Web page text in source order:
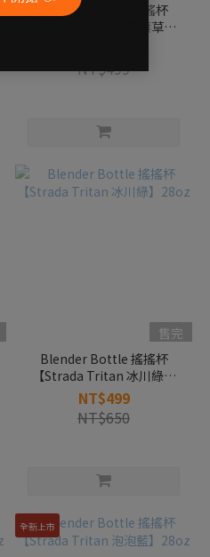
Blender Bottle 搖搖杯
【Strada Tritan 四葉草】
NT$499
售完
Blender Bottle 搖搖杯
【Strada Tritan 冰川綠】
28oz
NT$499
NT$650
全新上市